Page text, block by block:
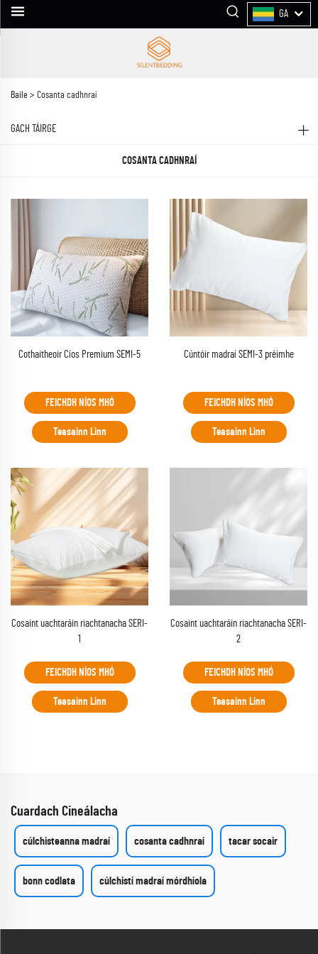
GA
Baile > Cosanta cadhnraí
GACH TÁIRGE
COSANTA CADHNRAÍ
Cothaitheoir Cíos Premium SEMI-5
FEICHDH NÍOS MHÓ
Teasainn Linn
Cúntóir madraí SEMI-3 préimhe
FEICHDH NÍOS MHÓ
Teasainn Linn
Cosaint uachtaráin riachtanacha SERI-
1
FEICHDH NÍOS MHÓ
Teasainn Linn
Cosaint uachtaráin riachtanacha SERI-
2
FEICHDH NÍOS MHÓ
Teasainn Linn
Cuardach Cineálacha
cúlchisteanna madraí cosanta cadhnraí tacar socair
bonn codlata cúlchistí madraí mórdhíola